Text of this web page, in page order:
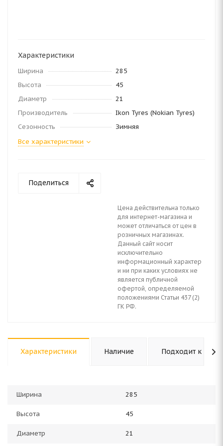
Характеристики
Ширина
285
Высота
45
Диаметр
21
Производитель
Ikon Tyres (Nokian Tyres)
Сезонность
Зимняя
Все характеристики
Поделиться
Цена действительна только
для интернет-магазина и
может отличаться от цен в
розничных магазинах.
Данный сайт носит
исключительно
информационный характер
и ни при каких условиях не
является публичной
офертой, определяемой
положениями Статьи 437 (2)
ГК РФ.
Характеристики Наличие Подходит к авто
Ширина 285
Высота 45
Диаметр 21